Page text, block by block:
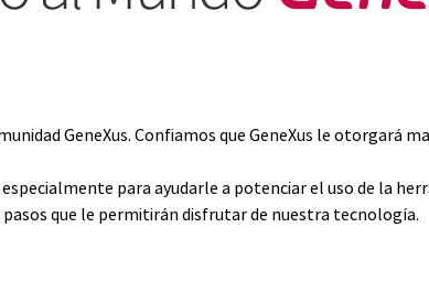
GeneXus. Confiamos que GeneXus le otorgará
para ayudarle a potenciar el uso de la
que le permitirán disfrutar de nuestra tecnología.